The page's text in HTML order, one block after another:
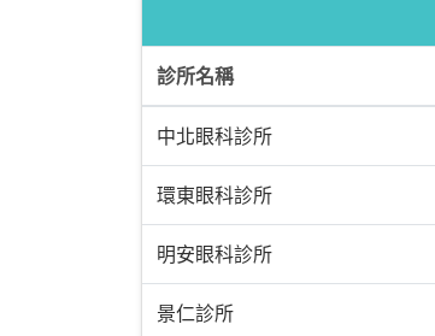
診所名稱
中北眼科診所
環東眼科診所
明安眼科診所
景仁診所